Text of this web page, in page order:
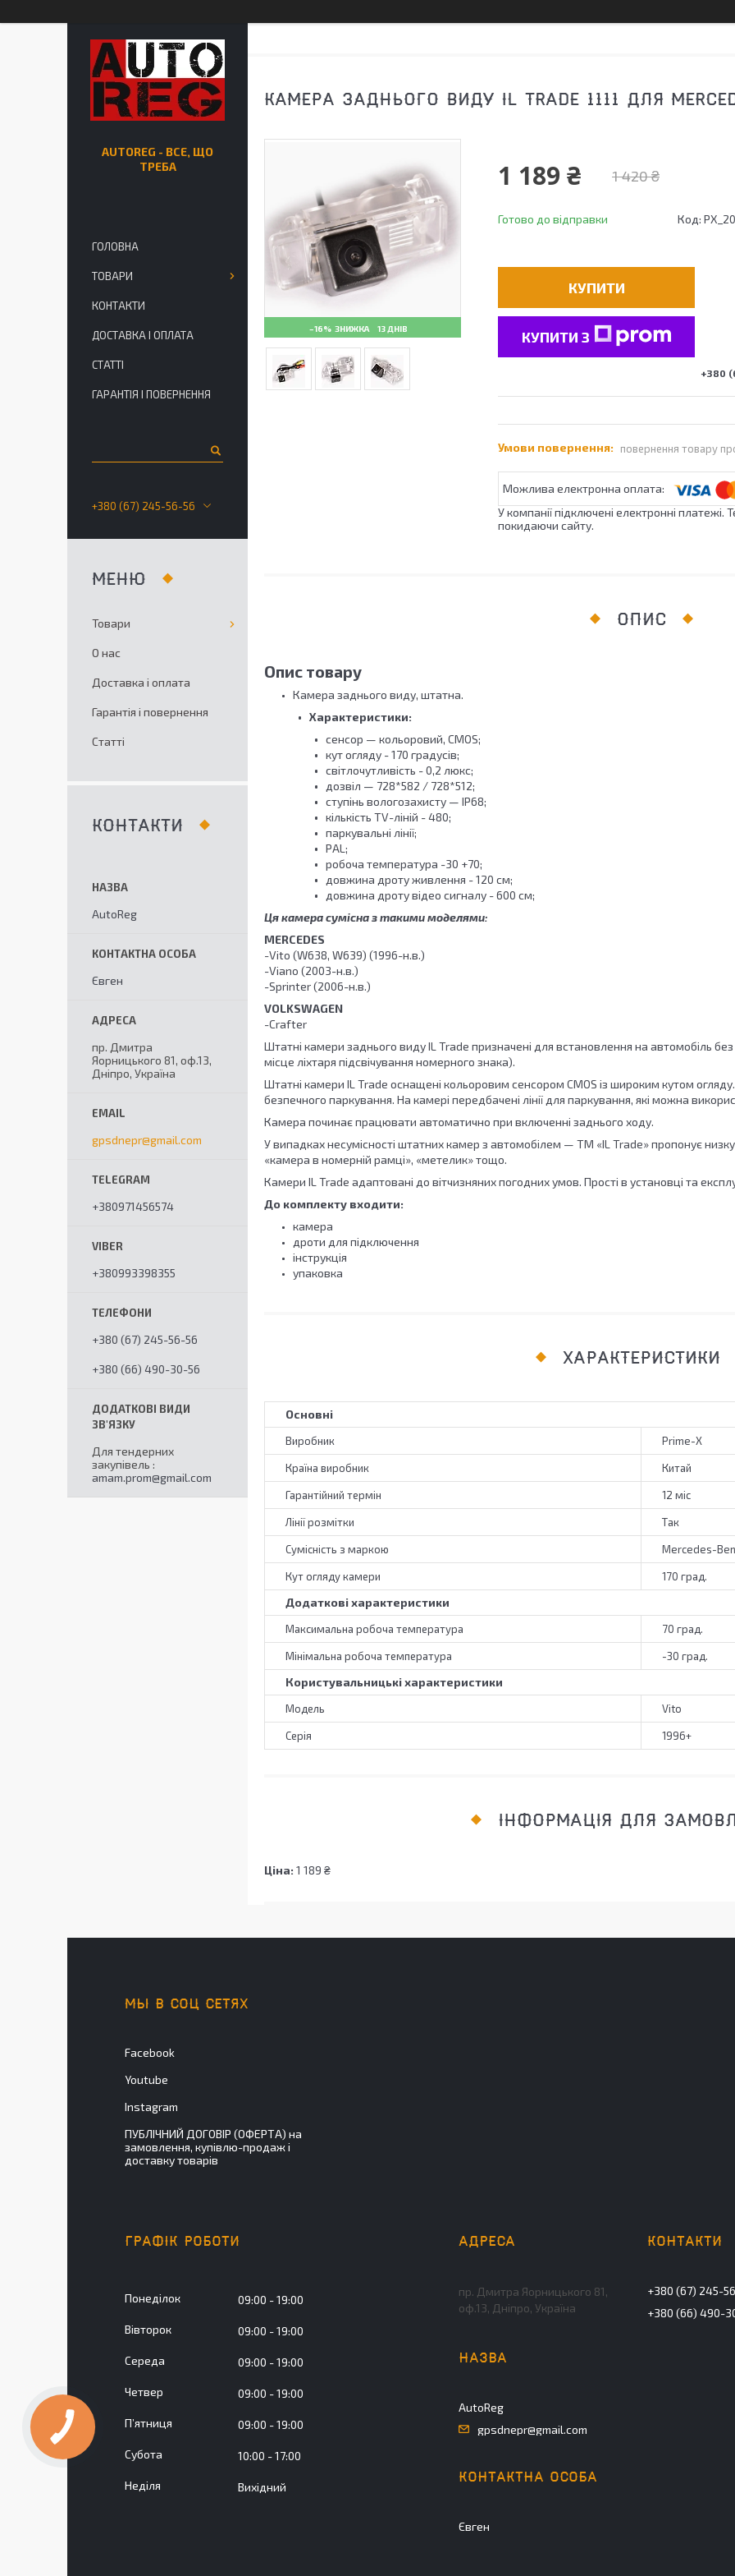
КАМЕРА ЗАДНЬОГО ВИДУ IL TRADE 1111 ДЛЯ
–16% 13 ДНІВ
1 420 ₴
1 189 ₴
Готово до відправки Код:
КУПИТИ
КУПИТИ З
+380
повернення товару
У компанії підключені електронні
покидаючи сайту.
ОПИС
Опис товару
Камера заднього виду, штатна.
Характеристики:
сенсор — кольоровий, CMOS;
кут огляду - 170 градусів;
світлочутливість - 0,2 люкс;
дозвіл — 728*582 / 728*512;
ступінь вологозахисту — IP68;
кількість TV-ліній - 480;
паркувальні лінії;
PAL;
робоча температура -30 +70;
довжина дроту живлення - 120 см;
довжина дроту відео сигналу - 600 см;
Ця камера сумісна з такими моделями:
MERCEDES
-Vito (W638, W639) (1996-н.в.)
-Viano (2003-н.в.)
-Sprinter (2006-н.в.)
VOLKSWAGEN
-Crafter
Штатні камери заднього виду IL Trade призначені для встановлення на автомобіль
місце ліхтаря підсвічування номерного знака).
Штатні камери IL Trade оснащені кольоровим сенсором CMOS із широким кутом
безпечного паркування. На камері передбачені лінії для паркування, які можна
Камера починає працювати автоматично при включенні заднього ходу.
У випадках несумісності штатних камер з автомобілем — TM «IL Trade» пропонує
«камера в номерній рамці», «метелик» тощо.
Камери IL Trade адаптовані до вітчизняних погодних умов. Прості в установці та
До комплекту входити:
камера
дроти для підключення
інструкція
упаковка
ХАРАКТЕРИСТИКИ
Основні
Виробник Prime-X
Країна виробник Китай
Гарантійний термін 12 міс
Лінії розмітки Так
Сумісність з маркою Mercedes-
Кут огляду камери 170 град.
Додаткові характеристики
Максимальна робоча температура 70 град.
Мінімальна робоча температура -30 град.
Користувальницькі характеристики
Мoдель Vito
Серія 1996+
ІНФОРМАЦІЯ ДЛЯ
Ціна: 1 189 ₴
AUTOREG - ВСЕ, ЩО
ТРЕБА
ГОЛОВНА
ТОВАРИ
КОНТАКТИ
ДОСТАВКА І ОПЛАТА
СТАТТІ
ГАРАНТІЯ І ПОВЕРНЕННЯ
+380 (67) 245-56-56
Товари
О нас
Доставка і оплата
Гарантія і повернення
Статті
КОНТАКТИ
AutoReg
Євген
пр. Дмитра
Яорницького 81, оф.13,
Дніпро, Україна
gpsdnepr@gmail.com
+380971456574
+380993398355
+380 (67) 245-56-56
+380 (66) 490-30-56
Для тендерних
закупівель
amam.prom@gmail.com
МЫ В СОЦ СЕТЯХ
Facebook
Youtube
Instagram
ПУБЛІЧНИЙ ДОГОВІР (ОФЕРТА) на
замовлення, купівлю-продаж і
доставку товарів
ГРАФІК РОБОТИ
Понеділок 09:00 19:00
Вівторок 09:00 19:00
Середа 09:00 19:00
Четвер 09:00 19:00
Пʼятниця 09:00 19:00
Субота 10:00 17:00
Неділя Вихідний
пр. Дмитра Яорницького 81,
оф.13, Дніпро, Україна
AutoReg
gpsdnepr@gmail.com
Євген
+380 (67) 245-
+380 (66) 490-